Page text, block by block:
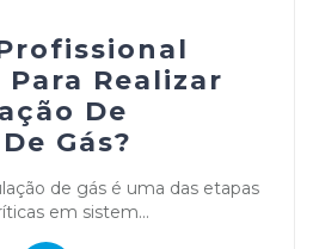
Para Realizar
De
Gás?
de gás é uma das etapas
em sistem...